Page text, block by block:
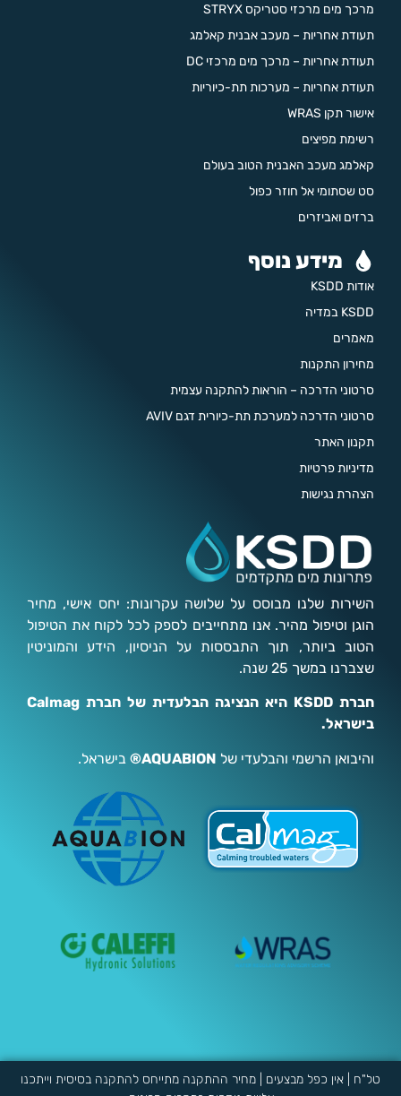
מרכך מים מרכזי סטריקס STRYX
תעודת אחריות – מעכב אבנית קאלמג
תעודת אחריות – מרכך מים מרכזי DC
תעודת אחריות – מערכות תת-כיוריות
אישור תקן WRAS
רשימת מפיצים
קאלמג מעכב האבנית הטוב בעולם
סט שסתומי אל חוזר כפול
ברזים ואביזרים
מידע נוסף
אודות KSDD
KSDD במדיה
מאמרים
מחירון התקנות
סרטוני הדרכה – הוראות להתקנה עצמית
סרטוני הדרכה למערכת תת-כיורית דגם AVIV
תקנון האתר
מדיניות פרטיות
הצהרת נגישות
השירות שלנו מבוסס על שלושה עקרונות: יחס אישי, מחיר
הוגן וטיפול מהיר. אנו מתחייבים לספק לכל לקוח את הטיפול
הטוב ביותר, תוך התבססות על הניסיון, הידע והמוניטין
שצברנו במשך 25 שנה.
חברת KSDD היא הנציגה הבלעדית של חברת Calmag
בישראל.
והיבואן הרשמי והבלעדי של AQUABION® בישראל.
טל"ח | אין כפל מבצעים | מחיר ההתקנה מתייחס להתקנה בסיסית וייתכנו